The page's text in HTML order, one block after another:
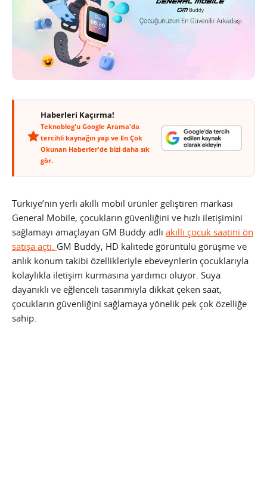
Haberleri Kaçırma!
Teknoblog'u Google Arama'da
tercihli kaynağın yap ve En Çok
Okunan Haberler'de bizi daha sık
gör.
Türkiye’nin yerli akıllı mobil ürünler geliştiren markası
General Mobile, çocukların güvenliğini ve hızlı iletişimini
sağlamayı amaçlayan GM Buddy adlı akıllı çocuk saatini ön
satışa açtı. GM Buddy, HD kalitede görüntülü görüşme ve
anlık konum takibi özellikleriyle ebeveynlerin çocuklarıyla
kolaylıkla iletişim kurmasına yardımcı oluyor. Suya
dayanıklı ve eğlenceli tasarımıyla dikkat çeken saat,
çocukların güvenliğini sağlamaya yönelik pek çok özelliğe
sahip.